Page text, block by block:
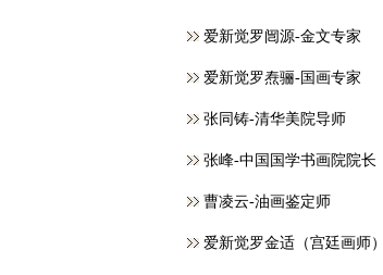
爱新觉罗闿源-金文专家
爱新觉罗焘骊-国画专家
张同铸-清华美院导师
张峰-中国国学书画院院长
曹凌云-油画鉴定师
爱新觉罗金适（宫廷画师）